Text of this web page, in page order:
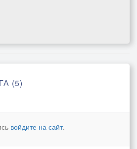
(5)
войдите на сайт.